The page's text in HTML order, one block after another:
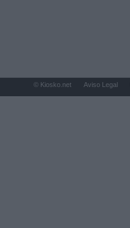
© Kiosko.net Aviso Legal